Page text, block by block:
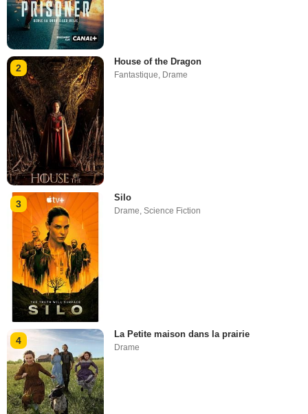
2
House of the Dragon
Fantastique, Drame
3
Silo
Drame,Science Fiction
4
La Petite maison dans la prairie
Drame